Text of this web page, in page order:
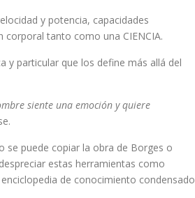
y potencia, capacidades
corporal tanto como una CIENCIA.
y particular que los define más allá del
siente una emoción y quiere
se puede copiar la obra de Borges o
estas herramientas como
de conocimiento condensado